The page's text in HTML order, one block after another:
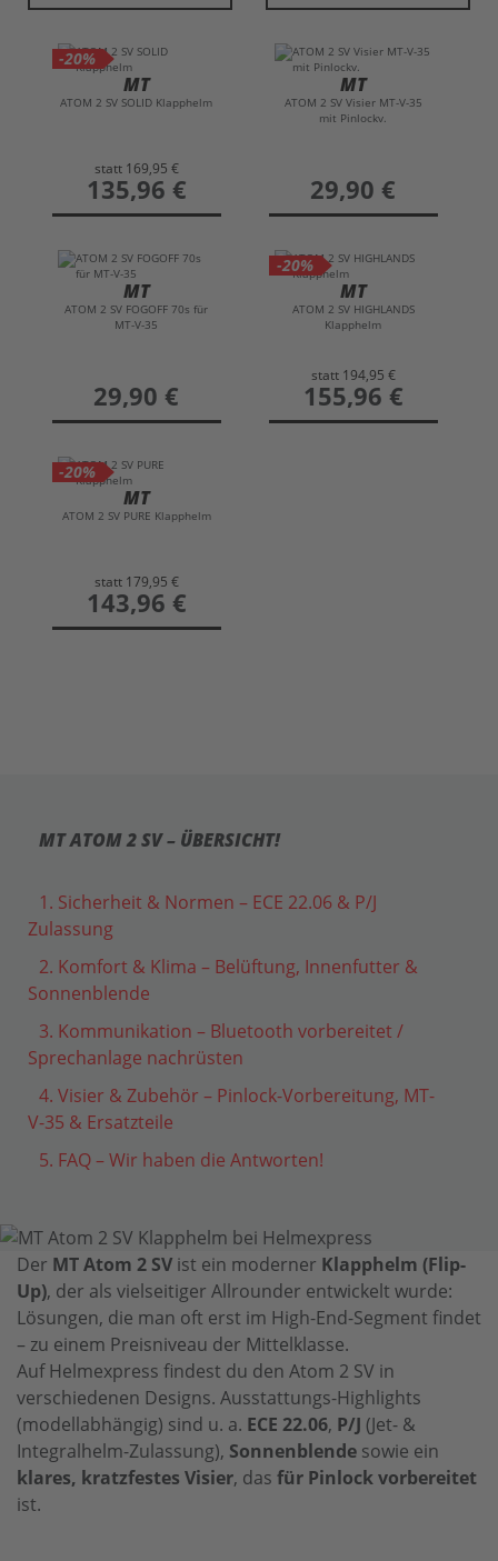
Bluetooth-Vorbereitung
ist der Atom 2 SV ein
durchdachter Allround-Helm für Tour, Alltag
und Pendeln. Komfort, Funktionalität und
Wahl im Segment der
-20%
MT
ATOM 2 SV SOLID Klapphelm
statt 169,95 €
preis
135,96 €
MT
ATOM 2 SV Visier MT-V-35
mit Pinlockv.
preis
29,90 €
MT
ATOM 2 SV FOGOFF 70s für
MT-V-35
preis
29,90 €
-20%
MT
ATOM 2 SV HIGHLANDS
Klapphelm
statt 194,95 €
preis
155,96 €
-20%
MT
ATOM 2 SV PURE Klapphelm
statt 179,95 €
preis
143,96 €
MT ATOM 2 SV – ÜBERSICHT!
1. Sicherheit & Normen – ECE 22.06 & P/J
Zulassung
2. Komfort & Klima – Belüftung, Innenfutter &
Sonnenblende
3. Kommunikation – Bluetooth vorbereitet /
Sprechanlage nachrüsten
4. Visier & Zubehör – Pinlock-Vorbereitung, MT-
V-35 & Ersatzteile
5. FAQ – Wir haben die Antworten!
Der MT Atom 2 SV ist ein moderner Klapphelm (Flip-
Up), der als vielseitiger Allrounder entwickelt wurde:
Lösungen, die man oft erst im High-End-Segment findet
– zu einem Preisniveau der Mittelklasse.
Auf Helmexpress findest du den Atom 2 SV in
verschiedenen Designs. Ausstattungs-Highlights
(modellabhängig) sind u. a. ECE 22.06, P/J (Jet- &
Integralhelm-Zulassung), Sonnenblende sowie ein
klares, kratzfestes Visier, das für Pinlock vorbereitet
ist.